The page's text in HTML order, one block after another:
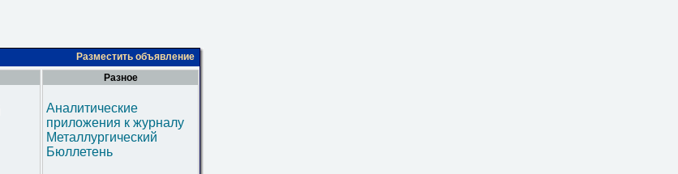
Разместить объявление
Разное
Аналитические
приложения к журналу
Металлургический
Бюллетень